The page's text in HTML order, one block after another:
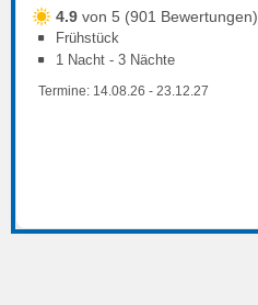
4.9 von 5 (901 Bewertungen)
Frühstück
1 Nacht - 3 Nächte
Termine: 14.08.26 - 23.12.27